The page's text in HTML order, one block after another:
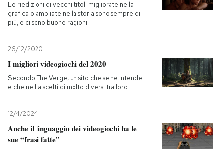
Entra
Le riedizioni di vecchi titoli migliorate nella
grafica o ampliate nella storia sono sempre di
più, e ci sono buone ragioni
26/12/2020
I migliori videogiochi del 2020
Secondo The Verge, un sito che se ne intende
e che ne ha scelti di molto diversi tra loro
12/4/2024
Anche il linguaggio dei videogiochi ha le
sue “frasi fatte”